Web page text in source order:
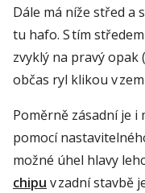
Dále má níže střed
tu hafo. S tím
zvyklý na pravý opak (
občas ryl klikou v
Poměrně zásadní je
pomocí
možné úhel hlavy
chipu v zadní stavbě